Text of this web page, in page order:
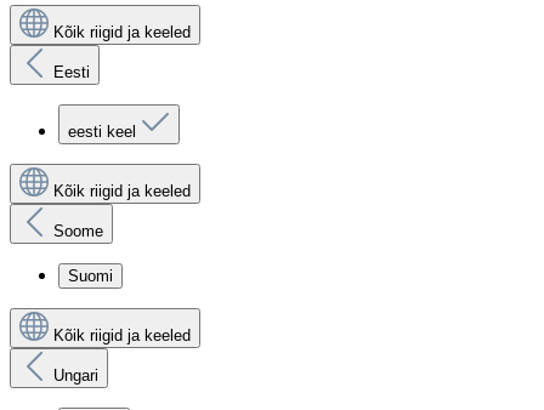
Kõik riigid ja keeled
Eesti
eesti keel
Kõik riigid ja keeled
Soome
Suomi
Kõik riigid ja keeled
Ungari